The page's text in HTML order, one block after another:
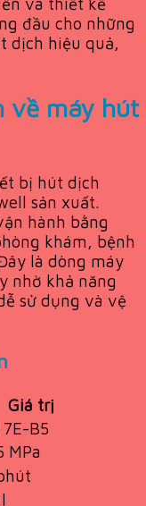
đầu cho những
dịch hiệu quả,
về máy hút
bị hút dịch
sản xuất.
hành bằng
khám, bệnh
là dòng máy
nhờ khả năng
sử dụng và vệ
Giá trị
B5
MPa